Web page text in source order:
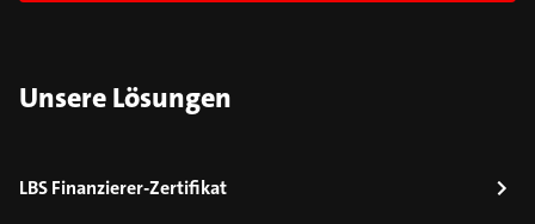
Unsere Lösungen
LBS Finanzierer-Zertifikat